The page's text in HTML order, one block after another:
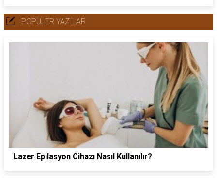
POPÜLER YAZILAR
Lazer Epilasyon Cihazı Nasıl Kullanılır?